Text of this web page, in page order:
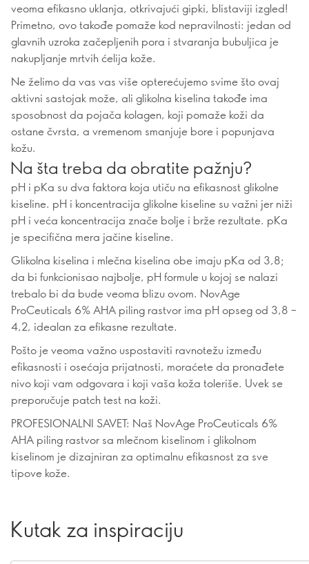
veoma efikasno uklanja, otkrivajući gipki, blistaviji izgled!
Primetno, ovo takođe pomaže kod nepravilnosti: jedan od
glavnih uzroka začepljenih pora i stvaranja bubuljica je
nakupljanje mrtvih ćelija kože.
Ne želimo da vas vas više opterećujemo svime što ovaj
aktivni sastojak može, ali glikolna kiselina takođe ima
sposobnost da pojača kolagen, koji pomaže koži da
ostane čvrsta, a vremenom smanjuje bore i popunjava
kožu.
Na šta treba da obratite pažnju?
pH i pKa su dva faktora koja utiču na efikasnost glikolne
kiseline. pH i koncentracija glikolne kiseline su važni jer niži
pH i veća koncentracija znače bolje i brže rezultate. pKa
je specifična mera jačine kiseline.
Glikolna kiselina i mlečna kiselina obe imaju pKa od 3,8;
da bi funkcionisao najbolje, pH formule u kojoj se nalazi
trebalo bi da bude veoma blizu ovom. NovAge
ProCeuticals 6% AHA piling rastvor ima pH opseg od 3,8 –
4,2, idealan za efikasne rezultate.
Pošto je veoma važno uspostaviti ravnotežu između
efikasnosti i osećaja prijatnosti, moraćete da pronađete
nivo koji vam odgovara i koji vaša koža toleriše. Uvek se
preporučuje patch test na koži.
PROFESIONALNI SAVET: Naš NovAge ProCeuticals 6%
AHA piling rastvor sa mlečnom kiselinom i glikolnom
kiselinom je dizajniran za optimalnu efikasnost za sve
tipove kože.
Kutak za inspiraciju